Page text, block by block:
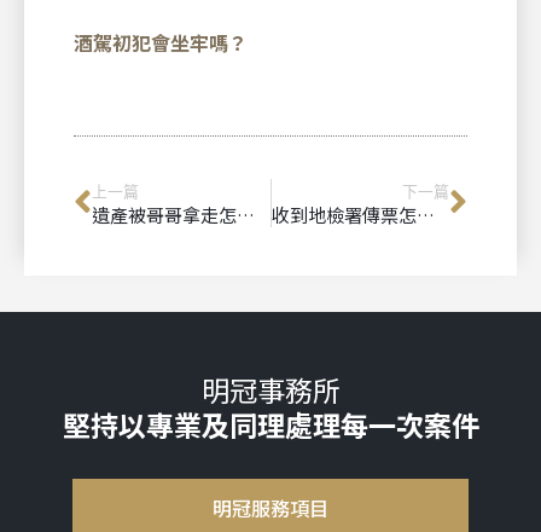
酒駕初犯會坐牢嗎？
上一篇
遺產被哥哥拿走怎麼辦？陳冠仁律師解析房子、存款被拿走還能拿回來嗎【2026最新】
下一篇
收到地檢署傳票怎麼辦？陳冠仁律師教你先做這5件事【2026最新】
明冠事務所
堅持以專業及同理處理每一次案件
明冠服務項目